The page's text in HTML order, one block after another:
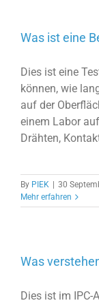
Was ist eine
Dies ist eine
können, wie
auf der
einem Labor
Drähten,
By PIEK | 30
Mehr erfahren
Was
Dies ist im IPC-